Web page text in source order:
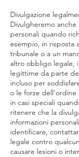
Divulgazione
Divulgheremo
personali quando
esempio, in risposta
tribunale o a un
altro obbligo legale,
legittime da parte
incluso per
o le forze dell'ordine
in casi speciali
ritenere che la
informazioni
identificare,
legale contro
causare lesioni o